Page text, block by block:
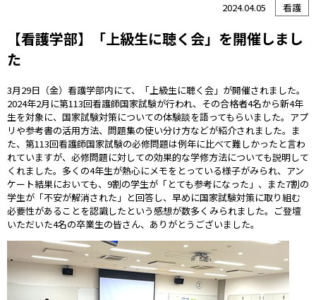
2024.04.05 看護
【看護学部】「上級生に聴く会」を開催しまし
た
3月29日（金）看護学部内にて、「上級生に聴く会」が開催されました。
2024年2月に第113回看護師国家試験が行われ、その合格者4名から新4年
生を対象に、国家試験対策についての体験談を語ってもらいました。アプ
リや参考書の活用方法、問題集の使い分け方などが紹介されました。ま
た、第113回看護師国家試験の必修問題は例年に比べて難しかったと言わ
れていますが、必修問題に対しての効果的な学修方法についても説明して
くれました。多くの4年生が熱心にメモをとっている様子がみられ、アン
ケート結果においても、9割の学生が「とても参考になった」、また7割の
学生が「不安が解消された」と回答し、早めに国家試験対策に取り組む
必要性があることを認識したという感想が数多くみられました。ご登壇
いただいた4名の卒業生の皆さん、ありがとうございました。